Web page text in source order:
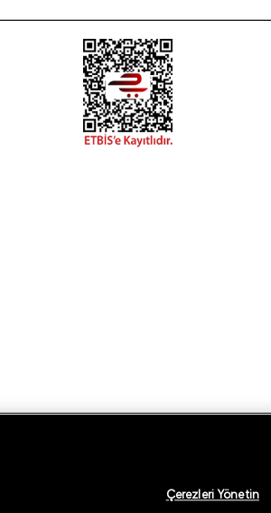
Çerezleri Yönetin